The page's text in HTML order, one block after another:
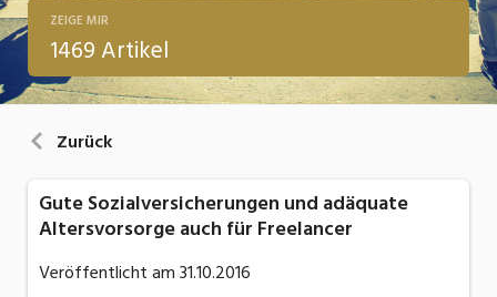
13 Fragen - 13 Antworten
Arbeit
ZEIGE MIR
1469 Artikel
Zurück
Gute Sozialversicherungen und adäquate
Altersvorsorge auch für Freelancer
Veröffentlicht am31.10.2016